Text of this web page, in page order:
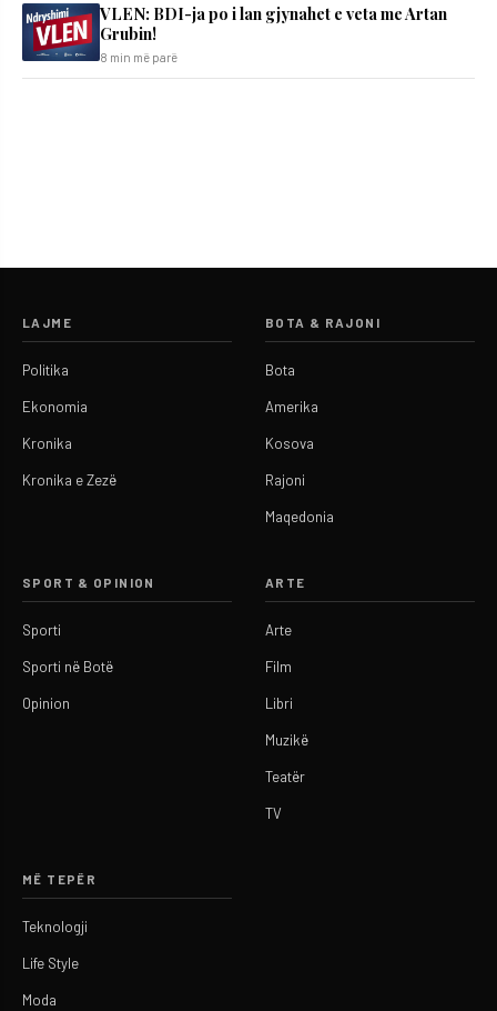
VLEN: BDI-ja po i lan gjynahet e veta me Artan
Grubin!
8 min më parë
LAJME
Politika
Ekonomia
Kronika
Kronika e Zezë
BOTA & RAJONI
Bota
Amerika
Kosova
Rajoni
Maqedonia
SPORT & OPINION
Sporti
Sporti në Botë
Opinion
ARTE
Arte
Film
Libri
Muzikë
Teatër
TV
MË TEPËR
Teknologji
Life Style
Moda